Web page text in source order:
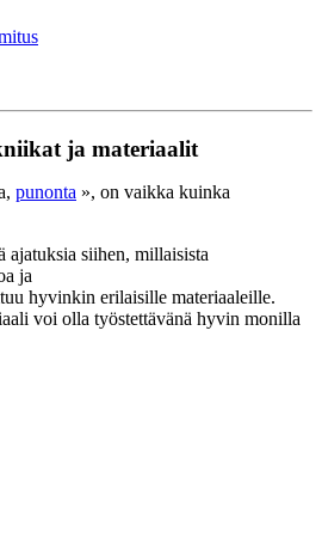
ja materiaalit
punonta », on vaikka kuinka
ajatuksia siihen, millaisista
ja
hyvinkin erilaisille materiaaleille.
voi olla työstettävänä hyvin monilla